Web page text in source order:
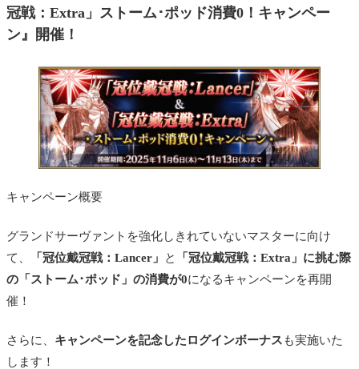
冠戦：Extra」ストーム･ポッド消費0！キャンペー
ン』開催！
キャンペーン概要
グランドサーヴァントを強化しきれていないマスターに向け
て、
「冠位戴冠戦：Lancer」 と
「冠位戴冠戦：Extra」に挑む際
の「ストーム･ポッド」の消費が0になるキャンペーンを再開
催！
さらに、 キャンペーンを記念したログインボーナス も実施いた
します！